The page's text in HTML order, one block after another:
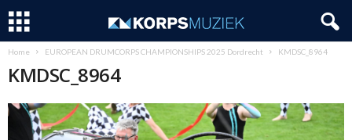
Home EUROPEAN DRUMCORPS CHAMPIONSHIPS 2025 Dordrecht KMDSC_8964
KMDSC_8964